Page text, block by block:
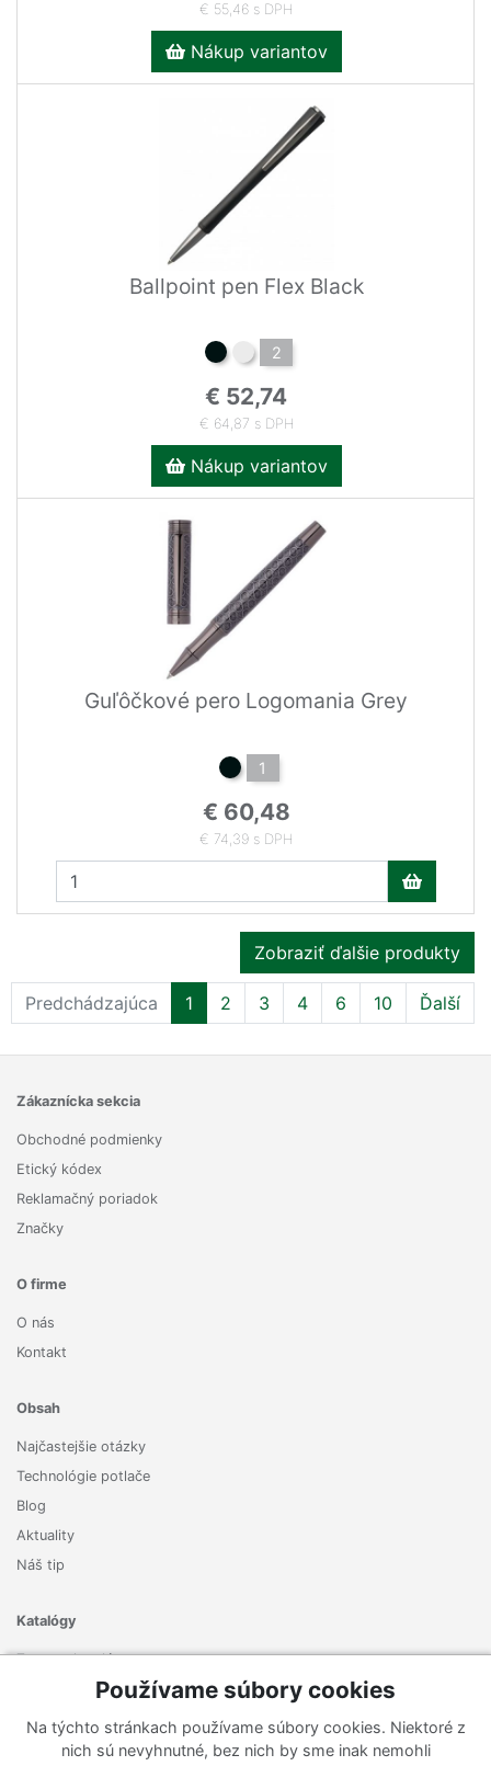
€ 55,46 s DPH
Nákup variantov
Ballpoint pen Flex Black
2
€ 52,74
€ 64,87 s DPH
Nákup variantov
Guľôčkové pero Logomania Grey
1
€ 60,48
€ 74,39 s DPH
Zobraziť ďalšie produkty
Predchádzajúca 1 2 3 4 6 10 Ďalší
Zákaznícka sekcia
Obchodné podmienky
Etický kódex
Reklamačný poriadok
Značky
O firme
O nás
Kontakt
Obsah
Najčastejšie otázky
Technológie potlače
Blog
Aktuality
Náš tip
Katalógy
Zoznam katalógov
Zaregistrujte sa k odberu nášho newslettera a nenechajte si
Používame súbory cookies
Na týchto stránkach používame súbory cookies. Niektoré z
nich sú nevyhnutné, bez nich by sme inak nemohli